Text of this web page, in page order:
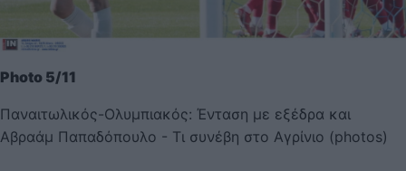
Photo 5/11
Παναιτωλικός-Ολυμπιακός: Ένταση με εξέδρα και
Αβραάμ Παπαδόπουλο - Τι συνέβη στο Αγρίνιο (photos)